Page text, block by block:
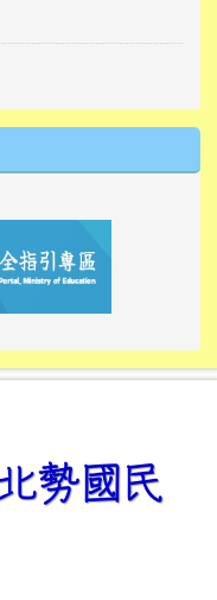
https://
https://10000.gov.tw/
https://
https://10000.gov.tw/
https://
https://
https://i.win.org.tw/
https://
https://
https://
https://
勢國民